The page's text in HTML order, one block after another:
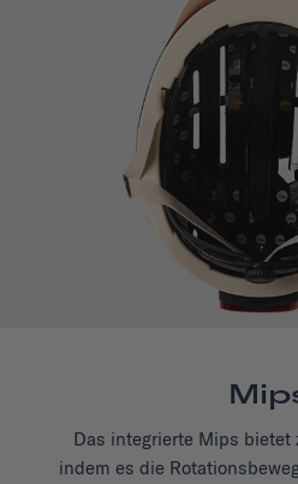
Das integrierte Mips bietet
indem es die